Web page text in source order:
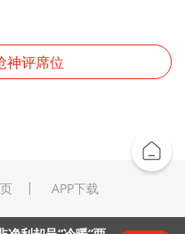
神评席位
APP下载